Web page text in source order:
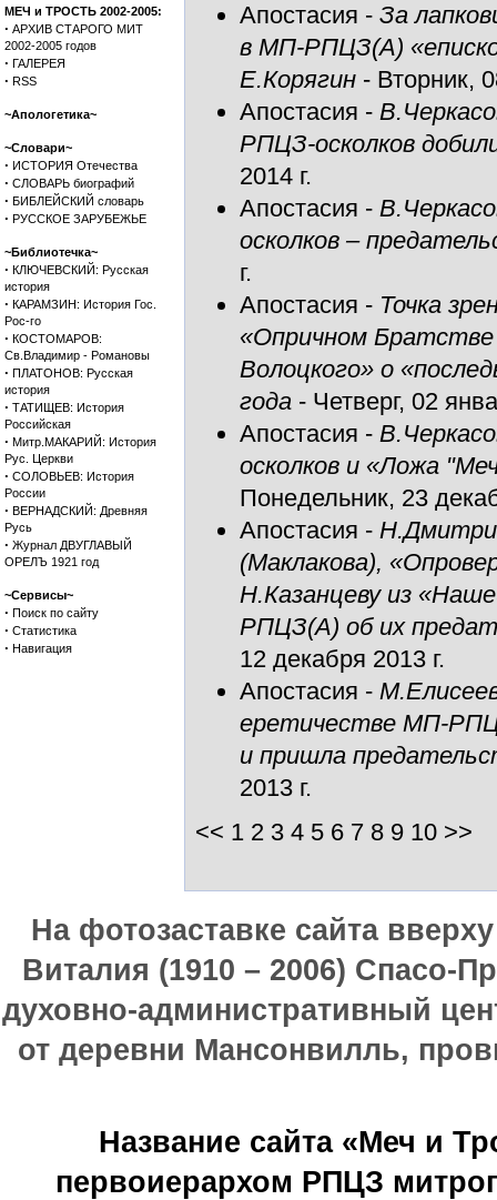
МЕЧ и ТРОСТЬ 2002-2005:
· АРХИВ СТАРОГО МИТ
2002-2005 годов
· ГАЛЕРЕЯ
· RSS
~Апологетика~
~Словари~
· ИСТОРИЯ Отечества
· СЛОВАРЬ биографий
· БИБЛЕЙСКИЙ словарь
· РУССКОЕ ЗАРУБЕЖЬЕ
~Библиотечка~
· КЛЮЧЕВСКИЙ: Русская
история
· КАРАМЗИН: История Гос.
Рос-го
· КОСТОМАРОВ:
Св.Владимир - Романовы
· ПЛАТОНОВ: Русская
история
· ТАТИЩЕВ: История
Российская
· Митр.МАКАРИЙ: История
Рус. Церкви
· СОЛОВЬЕВ: История
России
· ВЕРНАДСКИЙ: Древняя
Русь
· Журнал ДВУГЛАВЫЙ
ОРЕЛЪ 1921 год
~Сервисы~
· Поиск по сайту
· Статистика
· Навигация
Апостасия - За
в МП-РПЦЗ(А)
Е.Корягин - Вторник,
Апостасия -
РПЦЗ-осколков
2014 г.
Апостасия -
осколков –
г.
Апостасия - Точка
«Опричном Братстве
Волоцкого» о
года - Четверг, 02
Апостасия -
осколков и «Ложа
Понедельник, 23
Апостасия -
(Маклакова),
Н.Казанцеву из
РПЦЗ(А) об их
12 декабря 2013 г.
Апостасия -
еретичестве МП-
и пришла
2013 г.
<< 1 2 3 4 5 6 7 8 9 10 >>
На фотозаставке сайта
Виталия (1910 – 2006) Спасо-
духовно-административный
от деревни Мансонвилль,
Название сайта «Меч и
первоиерархом РПЦЗ